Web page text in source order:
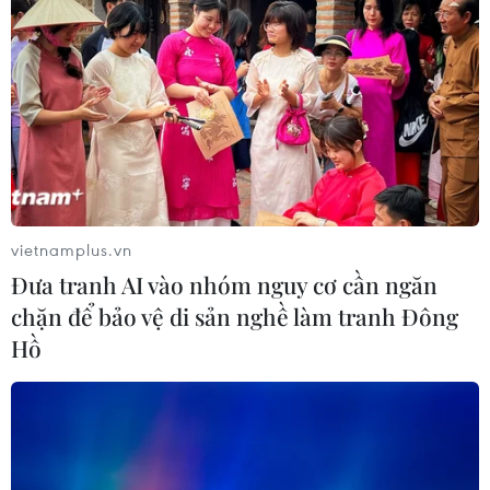
Gia Lai xác thực 99,8% dữ liệu bảo
hiểm
01/08/2026 07:05
Bộ Y tế : Trên 22% người trưởng
thành thiếu vận động thể lực
31/07/2026 04:10
TP Hồ Chí Minh đồng hành để trẻ
mắc bệnh hiểm nghèo không lỡ cơ
hội học tập và điều trị
vietnamplus.vn
Đưa tranh AI vào nhóm nguy cơ cần ngăn
chặn để bảo vệ di sản nghề làm tranh Đông
Hồ